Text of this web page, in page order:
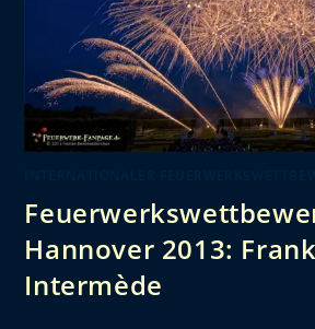
Hannover 2013:
Intermède